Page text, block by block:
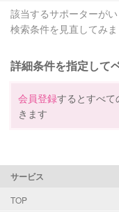
該当するサポーターがい
検索条件を見直してみま
詳細条件を指定して
会員登録するとすべ
きます
サービス
TOP